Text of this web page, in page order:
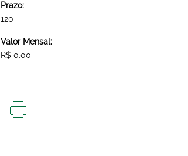
Prazo:
120
Valor Mensal:
R$ 0.00